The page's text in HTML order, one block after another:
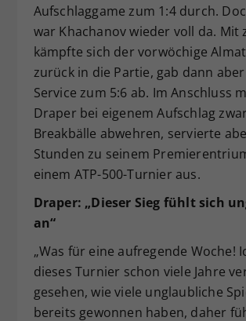
Aufschlaggame zum 1:4 durch.
war Khachanov wieder voll da. Mit
kämpfte sich der vorwöchige
zurück in die Partie, gab dann
Service zum 5:6 ab. Im Anschluss
Draper bei eigenem Aufschlag
Breakbälle abwehren, servierte
Stunden zu seinem
einem ATP-500-Turnier aus.
Draper: „Dieser Sieg fühlt sich
an“
„Was für eine aufregende Woche!
dieses Turnier schon viele Jahre
gesehen, wie viele unglaubliche
bereits gewonnen haben, daher